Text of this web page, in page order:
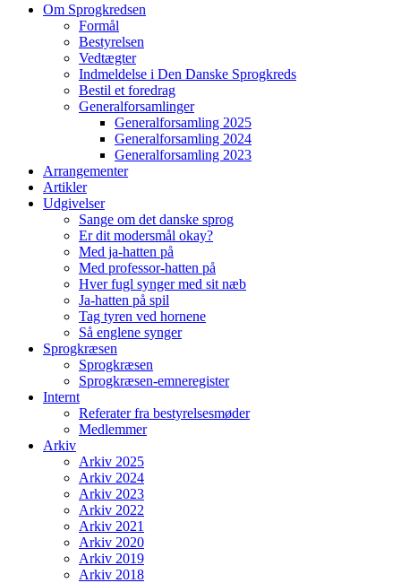
Om Sprogkredsen
Formål
Bestyrelsen
Vedtægter
Indmeldelse i Den Danske Sprogkreds
Bestil et foredrag
Generalforsamlinger
Generalforsamling 2025
Generalforsamling 2024
Generalforsamling 2023
Arrangementer
Artikler
Udgivelser
Sange om det danske sprog
Er dit modersmål okay?
Med ja-hatten på
Med professor-hatten på
Hver fugl synger med sit næb
Ja-hatten på spil
Tag tyren ved hornene
Så englene synger
Sprogkræsen
Sprogkræsen
Sprogkræsen-emneregister
Internt
Referater fra bestyrelsesmøder
Medlemmer
Arkiv
Arkiv 2025
Arkiv 2024
Arkiv 2023
Arkiv 2022
Arkiv 2021
Arkiv 2020
Arkiv 2019
Arkiv 2018